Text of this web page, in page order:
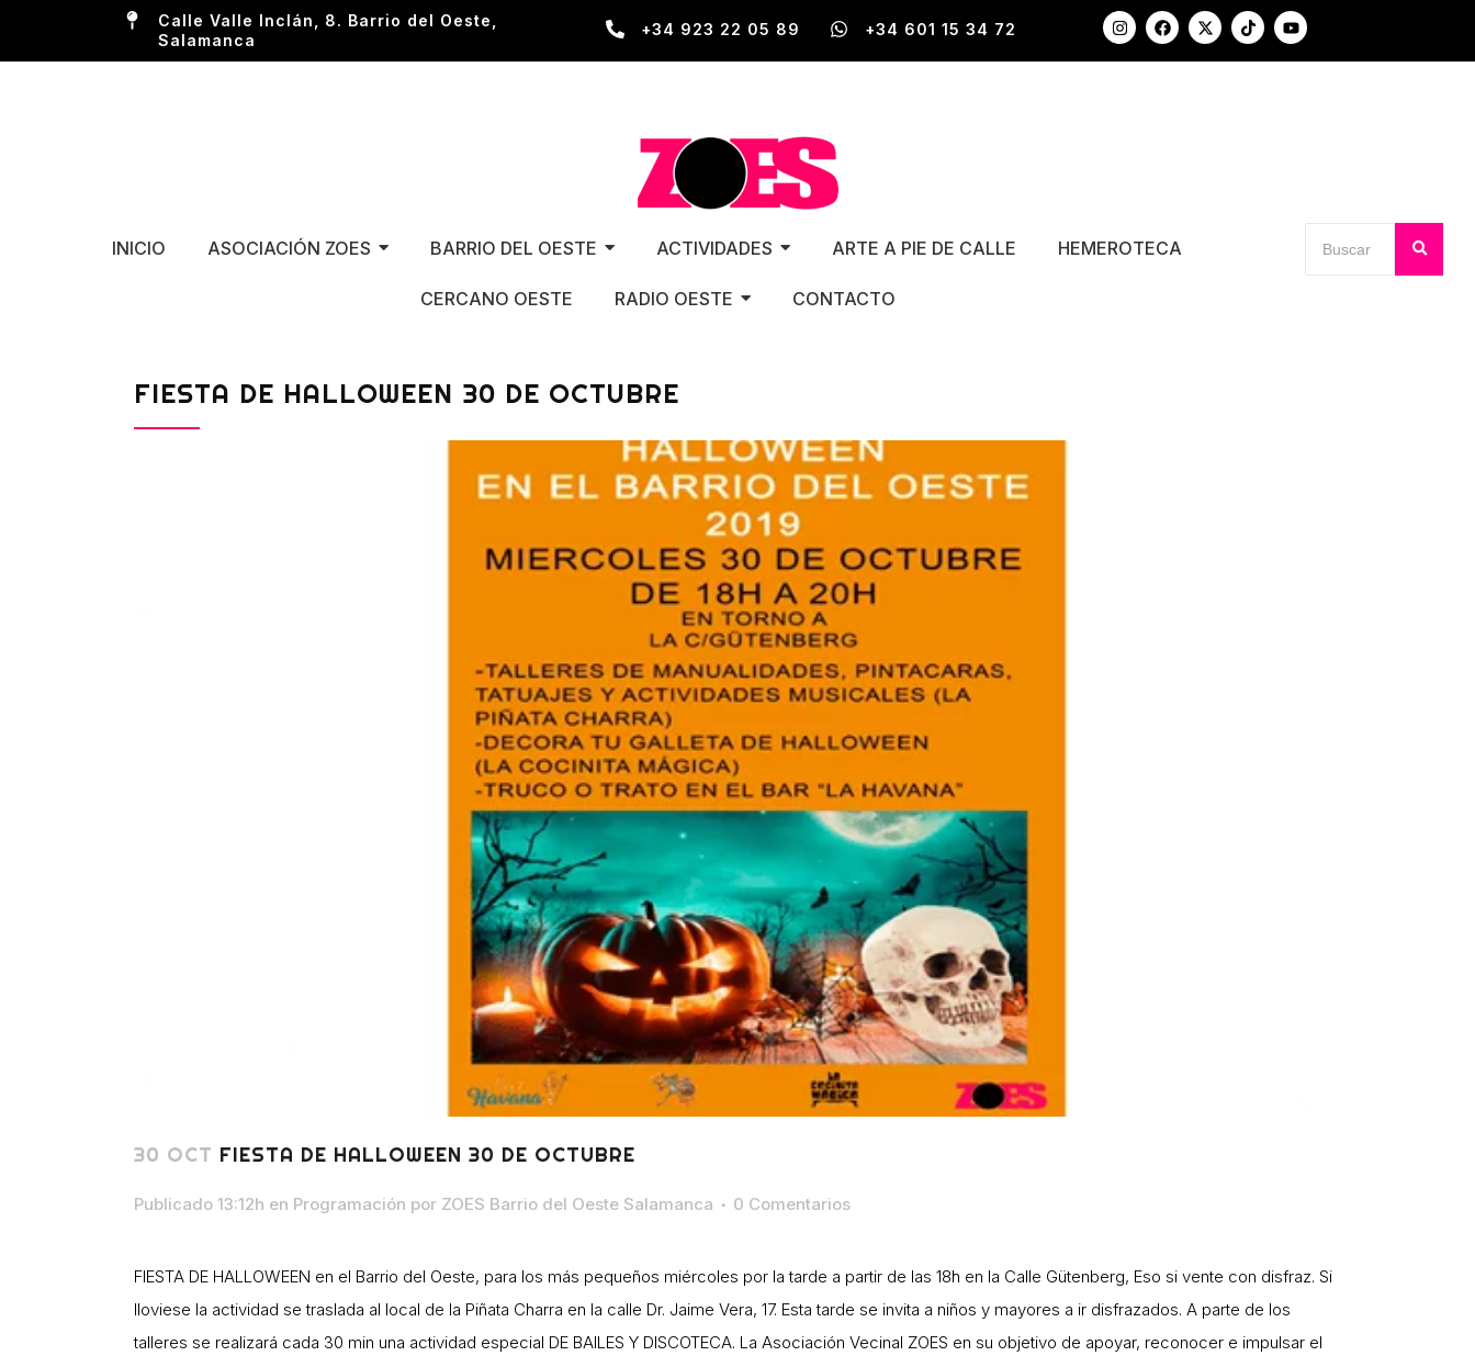
Calle Valle Inclán, 8. Barrio del Oeste,
Salamanca
+34 923 22 05 89 +34 601 15 34 72
INICIO ASOCIACIÓN ZOES BARRIO DEL OESTE ACTIVIDADES ARTE A PIE DE CALLE HEMEROTECA
CERCANO OESTE RADIO OESTE CONTACTO
FIESTA DE HALLOWEEN 30 DE OCTUBRE
30 OCT FIESTA DE HALLOWEEN 30 DE OCTUBRE
Publicado 13:12h en Programación por ZOES Barrio del Oeste Salamanca 0 Comentarios
FIESTA DE HALLOWEEN en el Barrio del Oeste, para los más pequeños miércoles por la tarde a partir de las 18h en la Calle Gütenberg, Eso si vente con disfraz. Si
lloviese la actividad se traslada al local de la Piñata Charra en la calle Dr. Jaime Vera, 17. Esta tarde se invita a niños y mayores a ir disfrazados. A parte de los
talleres se realizará cada 30 min una actividad especial DE BAILES Y DISCOTECA. La Asociación Vecinal ZOES en su objetivo de apoyar, reconocer e impulsar el